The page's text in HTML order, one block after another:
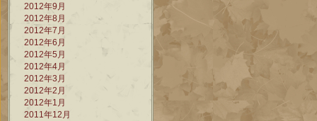
2012年9月
2012年8月
2012年7月
2012年6月
2012年5月
2012年4月
2012年3月
2012年2月
2012年1月
2011年12月